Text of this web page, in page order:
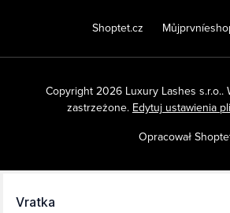
Shoptet.cz
Opracował
Copyright 2026 Luxury Lashes s.r.o..
zastrzeżone. Edytuj ustawienia